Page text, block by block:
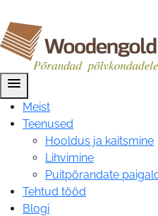
menu
Meist
Teenused
Hooldus ja kaitsmine
Lihvimine
Puitpõrandate
Tehtud tööd
Blogi